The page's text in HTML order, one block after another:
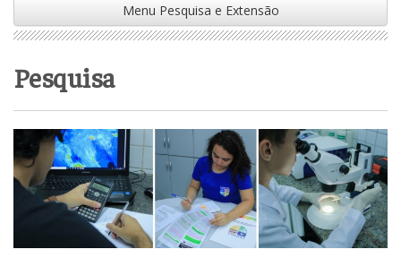
Menu Pesquisa e Extensão
Pesquisa